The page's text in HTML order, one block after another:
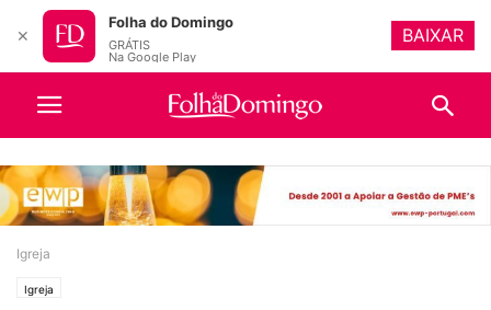
Igreja
Igreja
✕
Folha do Domingo
GRÁTIS
Na Google Play
BAIXAR